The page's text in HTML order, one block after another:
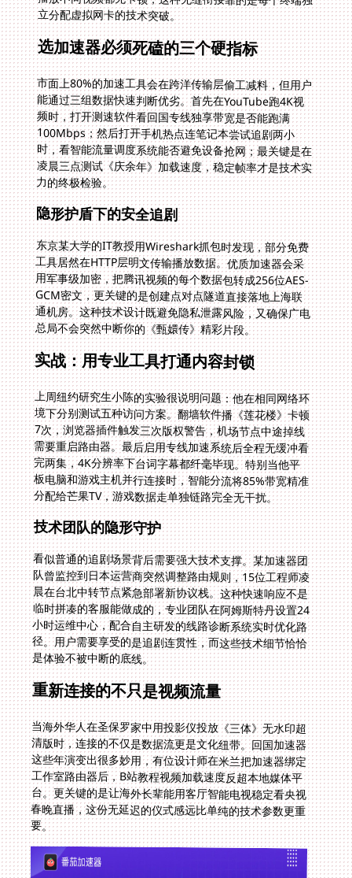
立分配虚拟网卡的技术突破。
选加速器必须死磕的三个硬指标
市面上80%的加速工具会在跨洋传输层偷工减料，但用户
能通过三组数据快速判断优劣。首先在YouTube跑4K视
频时，打开测速软件看回国专线独享带宽是否能跑满
100Mbps；然后打开手机热点连笔记本尝试追剧两小
时，看智能流量调度系统能否避免设备抢网；最关键是在
凌晨三点测试《庆余年》加载速度，稳定帧率才是技术实
力的终极检验。
隐形护盾下的安全追剧
东京某大学的IT教授用Wireshark抓包时发现，部分免费
工具居然在HTTP层明文传输播放数据。优质加速器会采
用军事级加密，把腾讯视频的每个数据包转成256位AES-
GCM密文，更关键的是创建点对点隧道直接落地上海联
通机房。这种技术设计既避免隐私泄露风险，又确保广电
总局不会突然中断你的《甄嬛传》精彩片段。
实战：用专业工具打通内容封锁
上周纽约研究生小陈的实验很说明问题：他在相同网络环
境下分别测试五种访问方案。翻墙软件播《莲花楼》卡顿
7次，浏览器插件触发三次版权警告，机场节点中途掉线
需要重启路由器。最后启用专线加速系统后全程无缓冲看
完两集，4K分辨率下台词字幕都纤毫毕现。特别当他平
板电脑和游戏主机并行连接时，智能分流将85%带宽精准
分配给芒果TV，游戏数据走单独链路完全无干扰。
技术团队的隐形守护
看似普通的追剧场景背后需要强大技术支撑。某加速器团
队曾监控到日本运营商突然调整路由规则，15位工程师凌
晨在台北中转节点紧急部署新协议栈。这种快速响应不是
临时拼凑的客服能做成的，专业团队在阿姆斯特丹设置24
小时运维中心，配合自主研发的线路诊断系统实时优化路
径。用户需要享受的是追剧连贯性，而这些技术细节恰恰
是体验不被中断的底线。
重新连接的不只是视频流量
当海外华人在圣保罗家中用投影仪投放《三体》无水印超
清版时，连接的不仅是数据流更是文化纽带。回国加速器
这些年演变出很多妙用，有位设计师在米兰把加速器绑定
工作室路由器后，B站教程视频加载速度反超本地媒体平
台。更关键的是让海外长辈能用客厅智能电视稳定看央视
春晚直播，这份无延迟的仪式感远比单纯的技术参数更重
要。